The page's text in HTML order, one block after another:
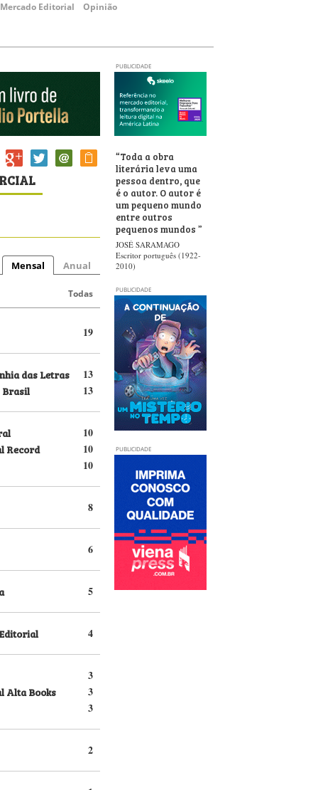
Mercado Editorial Opinião
PUBLICIDADE
Mensal Anual
Todas
19
13
das Letras
13
10
10
Record
10
8
6
5
4
3
3
Alta Books
3
2
“Toda a obra
literária leva uma
pessoa dentro, que
é o autor. O autor é
um pequeno mundo
entre outros
pequenos mundos ”
JOSÉ SARAMAGO
Escritor português (1922-
2010)
PUBLICIDADE
PUBLICIDADE